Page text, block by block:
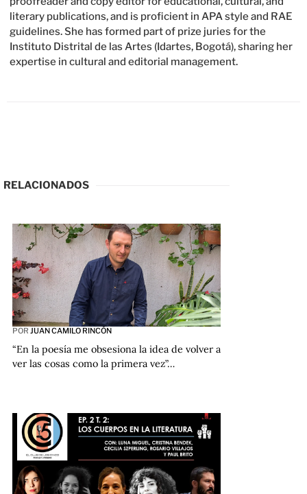
literary publications, and is proficient in APA style and RAE
guidelines. She has formed part of prize juries for the
Instituto Distrital de las Artes (Idartes, Bogotá), sharing her
expertise in cultural and editorial management.
RELACIONADOS
POR JUAN CAMILO RINCÓN
“En la poesía me obsesiona la idea de volver a
ver las cosas como la primera vez”…